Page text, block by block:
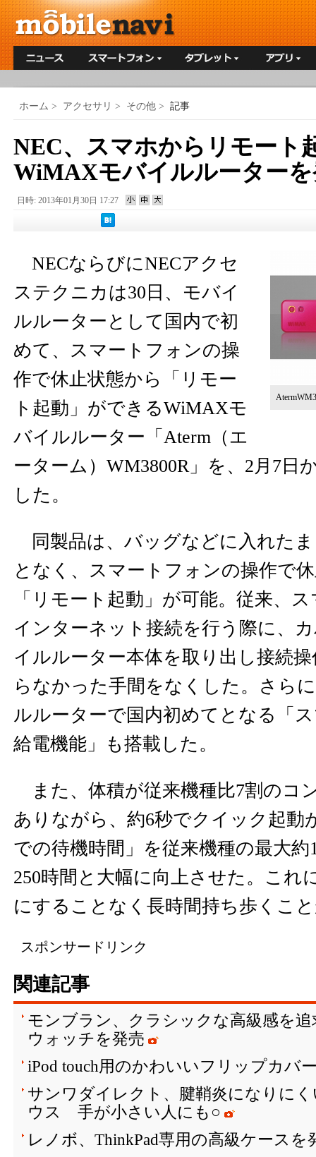
ホーム > アクセサリ > その他 > 記事
NEC、スマホからリモート
WiMAXモバイルルーター
日時: 2013年01月30日 17:27
NECならびにNECアクセ
ステクニカは30日、モバイ
ルルーターとして国内で初
めて、スマートフォンの操
作で休止状態から「リモー
ト起動」ができるWiMAXモ
バイルルーター「Aterm（エ
ーターム）WM3800R」を、2月7日
した。
同製品は、バッグなどに入れた
となく、スマートフォンの操作で
「リモート起動」が可能。従来、
インターネット接続を行う際に、
イルルーター本体を取り出し接続
らなかった手間をなくした。さら
ルルーターで国内初めてとなる「
給電機能」も搭載した。
また、体積が従来機種比7割のコ
ありながら、約6秒でクイック起動
での待機時間」を従来機種の最大約
250時間と大幅に向上させた。これ
にすることなく長時間持ち歩くこ
スポンサードリンク
関連記事
モンブラン、クラシックな高級感を
ウォッチを発売
iPod touch用のかわいいフリップカバ
サンワダイレクト、腱鞘炎になりに
ウス 手が小さい人にも○
レノボ、ThinkPad専用の高級ケースを